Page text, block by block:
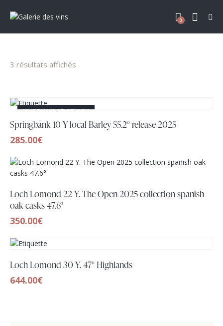
0
3 résultats affichés
RUPTURE DE STOCK
Springbank 10 Y local Barley 55.2° release 2025
285.00€
Loch Lomond 22 Y. The Open 2025 collection spanish
oak casks 47.6°
350.00€
Loch Lomond 30 Y. 47° Highlands
644.00€